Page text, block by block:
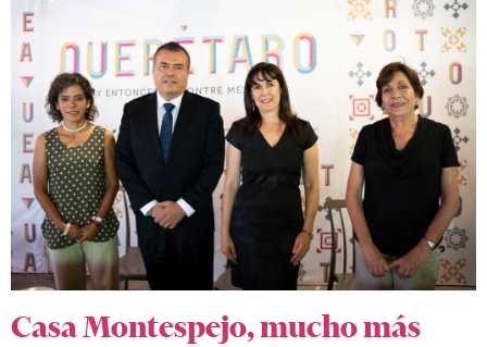
Casa Montespejo, mucho más